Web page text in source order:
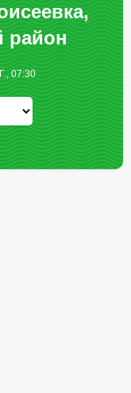
район
07:30